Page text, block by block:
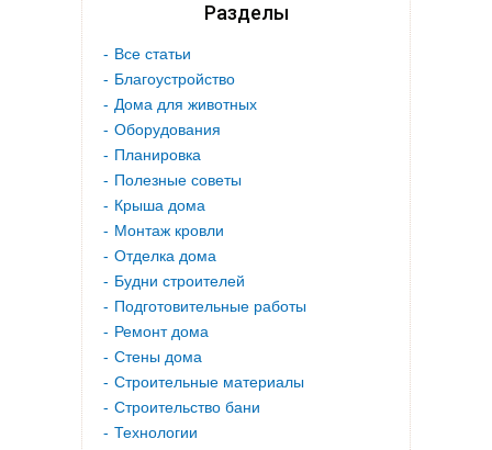
Разделы
Все статьи
Благоустройство
Дома для животных
Оборудования
Планировка
Полезные советы
Крыша дома
Монтаж кровли
Отделка дома
Будни строителей
Подготовительные работы
Ремонт дома
Стены дома
Строительные материалы
Строительство бани
Технологии